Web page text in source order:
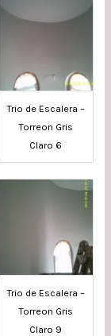
Trio de Escalera –
Torreon Gris
Claro 6
Trio de Escalera –
Torreon Gris
Claro 9